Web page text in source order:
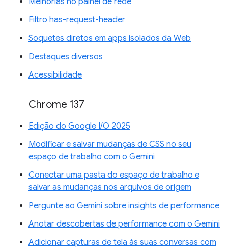
Filtro has-request-header
Soquetes diretos em apps isolados da Web
Destaques diversos
Acessibilidade
Chrome 137
Edição do Google I/O 2025
Modificar e salvar mudanças de CSS no seu
espaço de trabalho com o Gemini
Conectar uma pasta do espaço de trabalho e
salvar as mudanças nos arquivos de origem
Pergunte ao Gemini sobre insights de performance
Anotar descobertas de performance com o Gemini
Adicionar capturas de tela às suas conversas com